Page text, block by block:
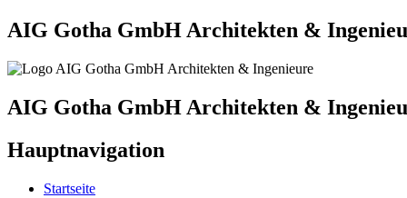
AIG Gotha GmbH Architekten &
AIG Gotha GmbH Architekten &
Hauptnavigation
Startseite